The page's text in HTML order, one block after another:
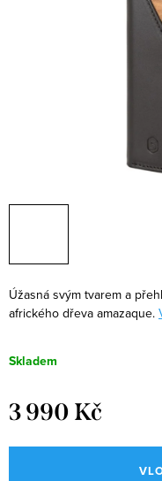
Úžasná svým tvarem a
afrického dřeva amazaque.
Skladem
3 990 Kč
cena: